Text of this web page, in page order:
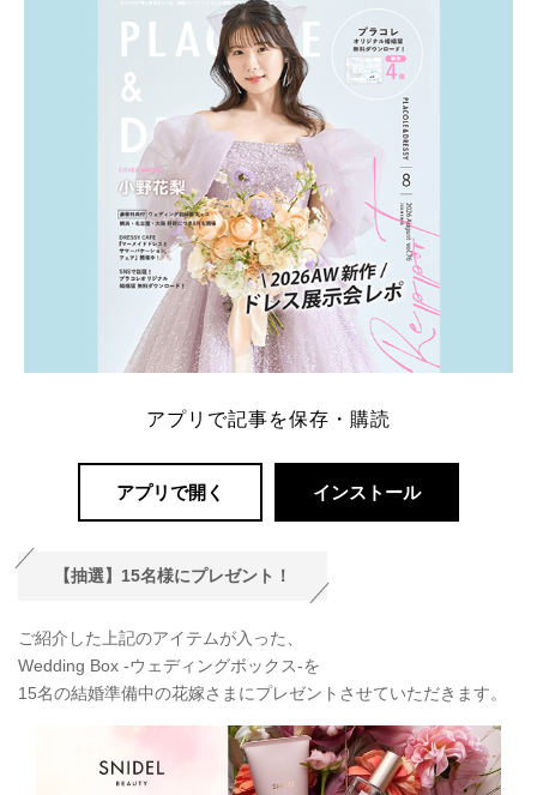
アプリで記事を保存・購読
アプリで開く インストール
【抽選】15名様にプレゼント！
ご紹介した上記のアイテムが入った、
Wedding Box -ウェディングボックス-を
15名の結婚準備中の花嫁さまにプレゼントさせていただきます。